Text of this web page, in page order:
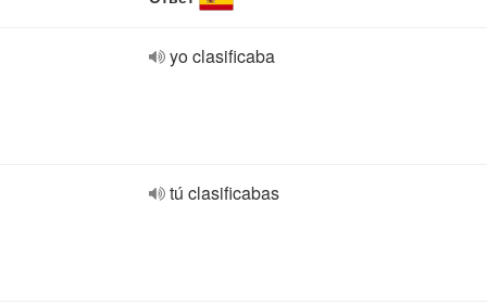
yo clasificaba
tú clasificabas